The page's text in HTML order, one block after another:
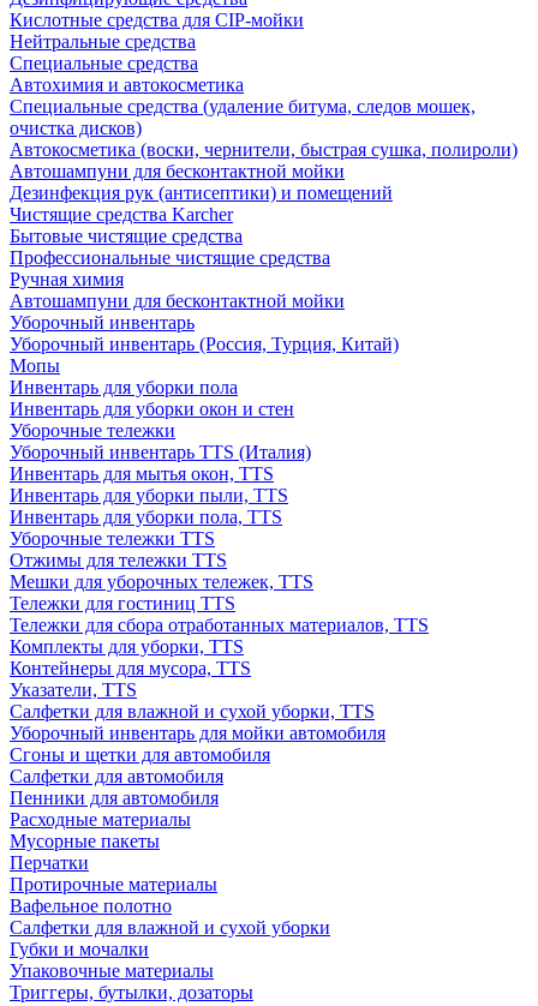
Кислотные средства для CIP-мойки
Нейтральные средства
Специальные средства
Автохимия и автокосметика
Специальные средства (удаление битума, следов мошек,
очистка дисков)
Автокосметика (воски, чернители, быстрая сушка, полироли)
Автошампуни для бесконтактной мойки
Дезинфекция рук (антисептики) и помещений
Чистящие средства Karcher
Бытовые чистящие средства
Профессиональные чистящие средства
Ручная химия
Автошампуни для бесконтактной мойки
Уборочный инвентарь
Уборочный инвентарь (Россия, Турция, Китай)
Мопы
Инвентарь для уборки пола
Инвентарь для уборки окон и стен
Уборочные тележки
Уборочный инвентарь TTS (Италия)
Инвентарь для мытья окон, TTS
Инвентарь для уборки пыли, TTS
Инвентарь для уборки пола, TTS
Уборочные тележки TTS
Отжимы для тележки TTS
Мешки для уборочных тележек, TTS
Тележки для гостиниц TTS
Тележки для сбора отработанных материалов, TTS
Комплекты для уборки, TTS
Контейнеры для мусора, TTS
Указатели, TTS
Салфетки для влажной и сухой уборки, TTS
Уборочный инвентарь для мойки автомобиля
Сгоны и щетки для автомобиля
Салфетки для автомобиля
Пенники для автомобиля
Расходные материалы
Мусорные пакеты
Перчатки
Протирочные материалы
Вафельное полотно
Салфетки для влажной и сухой уборки
Губки и мочалки
Упаковочные материалы
Триггеры, бутылки, дозаторы